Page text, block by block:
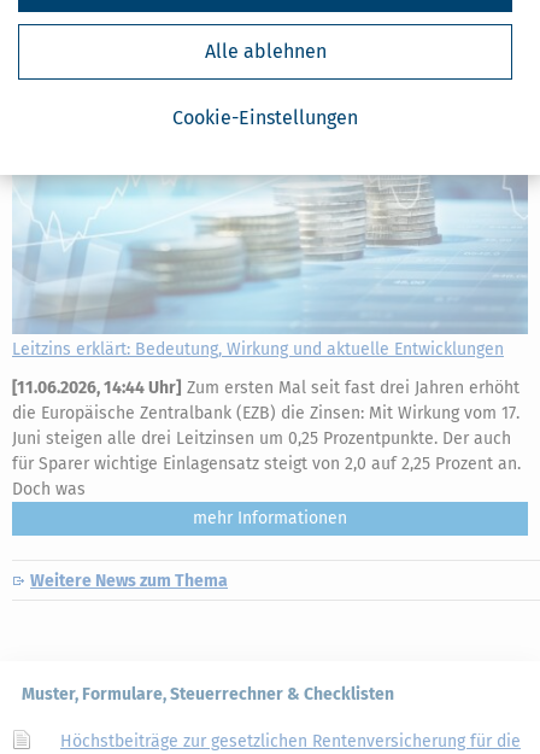
Cookie-Einstellungen
Alle ablehnen
Leitzins erklärt: Bedeutung, Wirkung und aktuelle Entwicklungen
[11.06.2026, 14:44 Uhr] Zum ersten Mal seit fast drei Jahren erhöht
die Europäische Zentralbank (EZB) die Zinsen: Mit Wirkung vom 17.
Juni steigen alle drei Leitzinsen um 0,25 Prozentpunkte. Der auch
für Sparer wichtige Einlagensatz steigt von 2,0 auf 2,25 Prozent an.
Doch was
mehr
Weitere News zum Thema
Muster, Formulare, Steuerrechner & Checklisten
Höchstbeiträge zur gesetzlichen Rentenversicherung für die